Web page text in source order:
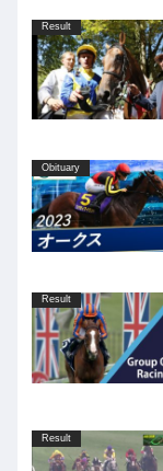
Result
Obituary
Result
Result